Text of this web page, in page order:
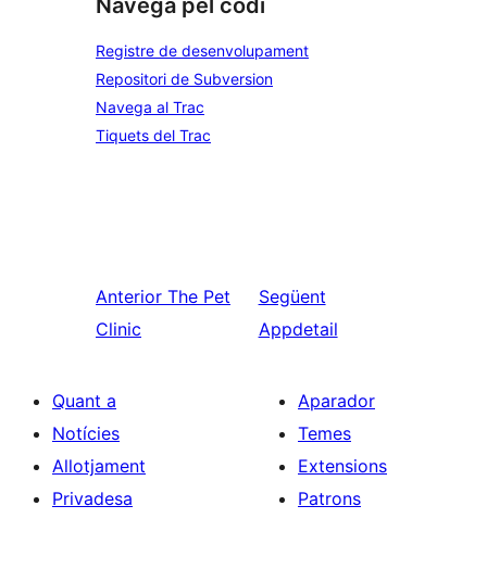
Navega pel codi
Registre de desenvolupament
Repositori de Subversion
Navega al Trac
Tiquets del Trac
Anterior The Pet
Clinic
Següent
Appdetail
Quant a
Notícies
Allotjament
Privadesa
Aparador
Temes
Extensions
Patrons